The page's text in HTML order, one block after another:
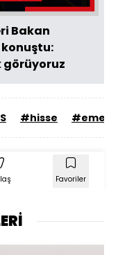
Bakan
konuştu:
görüyoruz
#hisse
Favoriler